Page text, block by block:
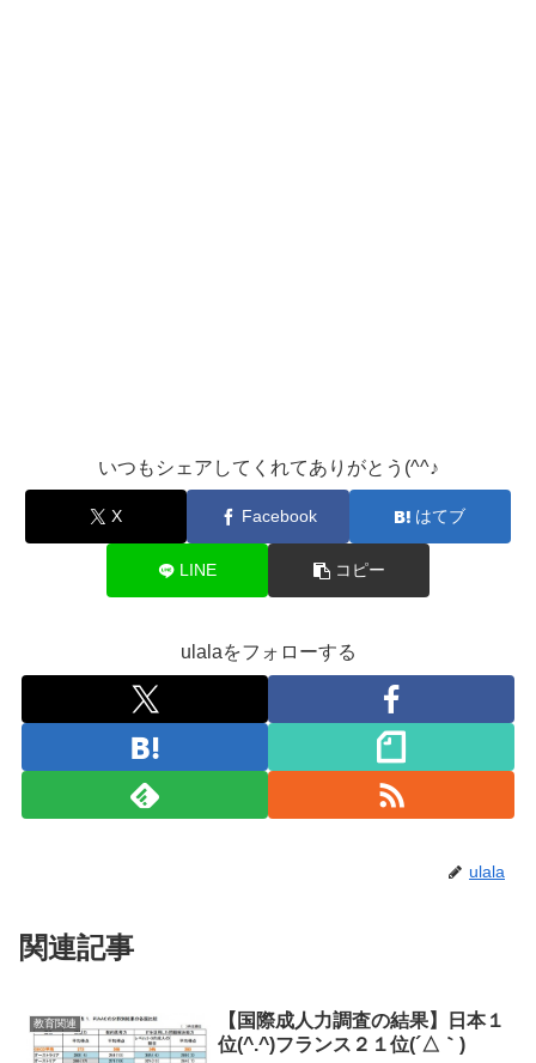
いつもシェアしてくれてありがとう(^^♪
X Facebook はてブ
LINE コピー
ulalaをフォローする
ulala
関連記事
教育関連
【国際成人力調査の結果】日本１
位(^.^)フランス２１位(´△｀)